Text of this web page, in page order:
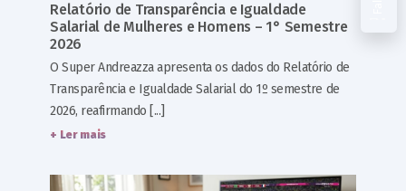
Relatório de Transparência e Igualdade
Salarial de Mulheres e Homens – 1° Semestre
2026
O Super Andreazza apresenta os dados do Relatório de
Transparência e Igualdade Salarial do 1º semestre de
2026, reafirmando [...]
+ Ler mais